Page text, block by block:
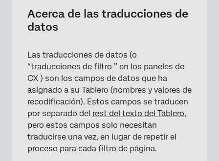
Traducción de datos del Tablero
Otros lugares para traducir filtros
Solución de problemas de traducción
Compatibilidad de traducción
Comprensión de los archivos de traducción
de datos
Acerca de las traducciones de
datos
Las traducciones de datos (o
“traducciones de filtro ” en los paneles de
CX ) son los campos de datos que ha
asignado a su Tablero (nombres y valores de
recodificación). Estos campos se traducen
por separado del rest del texto del Tablero,
pero estos campos solo necesitan
traducirse una vez, en lugar de repetir el
proceso para cada filtro de página.